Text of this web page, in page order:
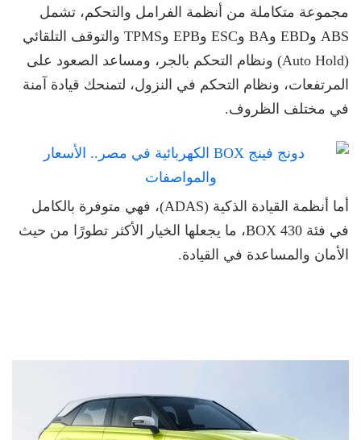
مجموعة متكاملة من أنظمة الفرامل والتحكم، تشمل
ABS وEBD وBA وESC وEPB وTPMS والتوقف التلقائي
(Auto Hold) ونظام التحكم بالجر، ومساعد الصعود على
المرتفعات، ونظام التحكم في النزول، لتمنحك قيادة آمنة
في مختلف الظروف.
أما أنظمة القيادة الذكية (ADAS)، فهي متوفرة بالكامل
في فئة BOX 430، ما يجعلها الخيار الأكثر تطورًا من حيث
الأمان والمساعدة في القيادة.